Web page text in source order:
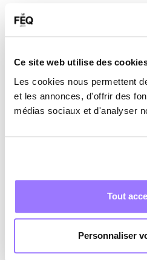
Ce site web utilise des
Les cookies nous permettent
et les annonces, d'offrir des
médias sociaux et d'analyser
Tout
Personnaliser
N
Nanette
Natalie
Nightbox
Nobody Beats